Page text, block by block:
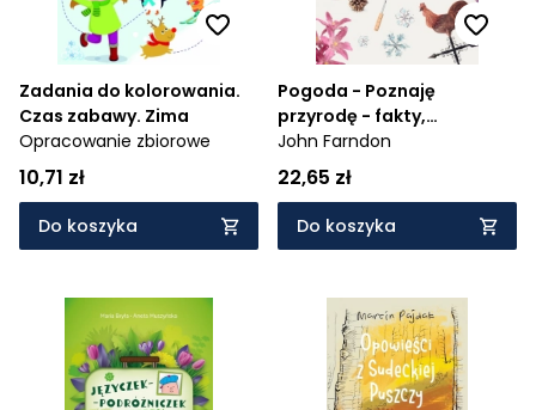
Zadania do kolorowania.
Czas zabawy. Zima
Opracowanie zbiorowe
10,71 zł
Do koszyka
Pogoda - Poznaję
przyrodę - fakty,
ciekawostki,
eksperymenty
John Farndon
22,65 zł
Do koszyka